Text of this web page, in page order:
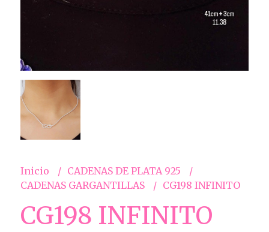
Inicio
CADENAS DE PLATA 925
CADENAS GARGANTILLAS
CG198 INFINITO
CG198 INFINITO